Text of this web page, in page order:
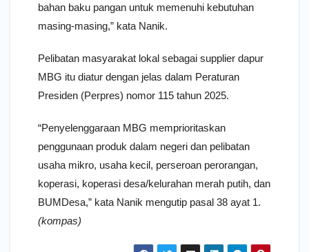
bahan baku pangan untuk memenuhi kebutuhan
masing-masing,” kata Nanik.
Pelibatan masyarakat lokal sebagai supplier dapur
MBG itu diatur dengan jelas dalam Peraturan
Presiden (Perpres) nomor 115 tahun 2025.
“Penyelenggaraan MBG memprioritaskan
penggunaan produk dalam negeri dan pelibatan
usaha mikro, usaha kecil, perseroan perorangan,
koperasi, koperasi desa/kelurahan merah putih, dan
BUMDesa,” kata Nanik mengutip pasal 38 ayat 1.
(kompas)